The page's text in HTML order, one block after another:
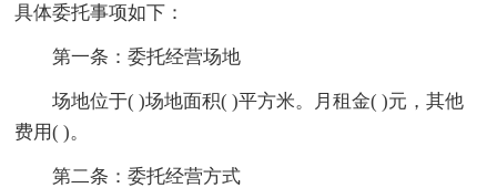
具体委托事项如下：
第一条：委托经营场地
场地位于( )场地面积( )平方米。月租金( )元，其他
费用( )。
第二条：委托经营方式